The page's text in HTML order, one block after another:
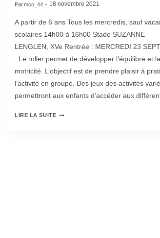
Parmco_44 18 novembre 2021
A partir de 6 ans Tous les mercredis, sauf
scolaires 14h00 à 16h00 Stade SUZANNE
LENGLEN, XVe Rentrée : MERCREDI 23
Le roller permet de développer l’équilibre et la
motricité. L’objectif est de prendre plaisir à
l’activité en groupe. Des jeux des activités
permettront aux enfants d’accéder aux
LIRE LA SUITE